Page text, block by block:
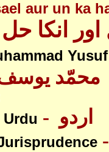
aur un ka
انکا حل - - 6
محمّد یوسف
Urdu